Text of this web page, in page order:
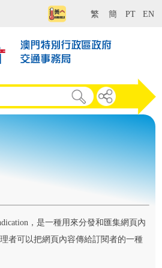
繁 簡 PT EN
，是一種用來分發和匯集網頁內
者可以把網頁內容傳給訂閱者的一種